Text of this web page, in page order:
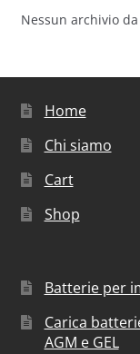
Nessun archivio
Home
Chi siamo
Cart
Shop
Batterie per
Carica
AGM e GEL